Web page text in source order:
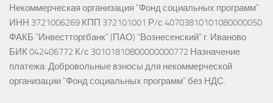
Некоммерческая организация "Фонд социальных программ"
ИНН 3721006269 КПП 372101001 Р/с 40703810101080000050
ФАКБ "Инвестторгбанк" (ПАО) "Вознесенский" г. Иваново
БИК 042406772 К/с 30101810800000000772 Назначение
платежа: Добровольные взносы для некоммерческой
организации "Фонд социальных программ" без НДС.